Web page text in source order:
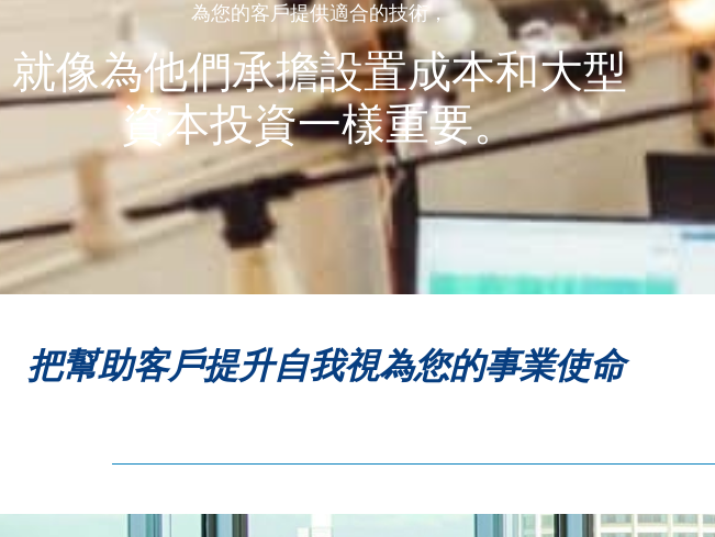
為您的客戶提供適合的技術，
就像為他們承擔設置成本和大型
資本投資一樣重要。
把幫助客戶提升自我視為您的事業使命